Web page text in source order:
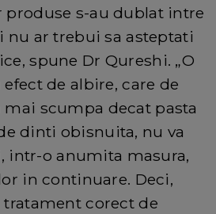
produse s-au dublat intre
nu ar trebui sa asteptati
spune Dr Qureshi. „O
de albire, care de
scumpa decat pasta
dinti obisnuita, nu va
intr-o anumita masura,
in continuare. Deci,
corect de